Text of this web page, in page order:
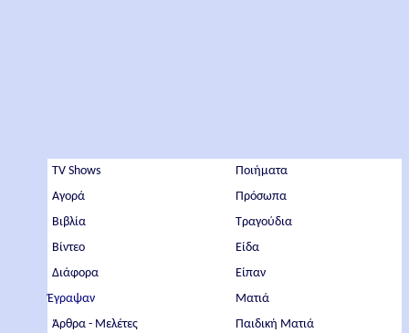
TV Shows
Αγορά
Βιβλία
Βίντεο
Διάφορα
Έγραψαν
Άρθρα - Μελέτες
Ποιήματα
Πρόσωπα
Τραγούδια
Είδα
Είπαν
Ματιά
Παιδική Ματιά